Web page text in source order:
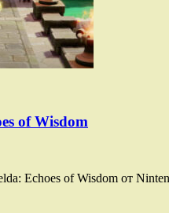
of Wisdom
Echoes of Wisdom от